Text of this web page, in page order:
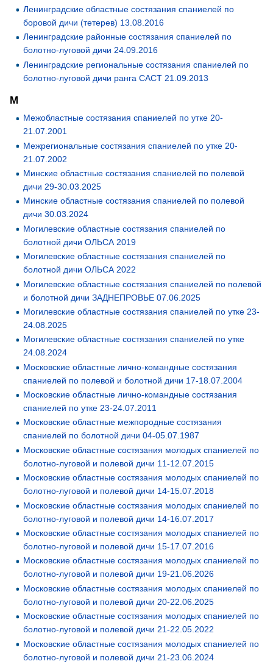
Ленинградские областные состязания спаниелей по
боровой дичи (тетерев) 13.08.2016
Ленинградские районные состязания спаниелей по
болотно-луговой дичи 24.09.2016
Ленинградские региональные состязания спаниелей по
болотно-луговой дичи ранга САСТ 21.09.2013
М
Межобластные состязания спаниелей по утке 20-
21.07.2001
Межрегиональные состязания спаниелей по утке 20-
21.07.2002
Минские областные состязания спаниелей по полевой
дичи 29-30.03.2025
Минские областные состязания спаниелей по полевой
дичи 30.03.2024
Могилевские областные состязания спаниелей по
болотной дичи ОЛЬСА 2019
Могилевские областные состязания спаниелей по
болотной дичи ОЛЬСА 2022
Могилевские областные состязания спаниелей по полевой
и болотной дичи ЗАДНЕПРОВЬЕ 07.06.2025
Могилевские областные состязания спаниелей по утке 23-
24.08.2025
Могилевские областные состязания спаниелей по утке
24.08.2024
Московские областные лично-командные состязания
спаниелей по полевой и болотной дичи 17-18.07.2004
Московские областные лично-командные состязания
спаниелей по утке 23-24.07.2011
Московские областные межпородные состязания
спаниелей по болотной дичи 04-05.07.1987
Московские областные состязания молодых спаниелей по
болотно-луговой и полевой дичи 11-12.07.2015
Московские областные состязания молодых спаниелей по
болотно-луговой и полевой дичи 14-15.07.2018
Московские областные состязания молодых спаниелей по
болотно-луговой и полевой дичи 14-16.07.2017
Московские областные состязания молодых спаниелей по
болотно-луговой и полевой дичи 15-17.07.2016
Московские областные состязания молодых спаниелей по
болотно-луговой и полевой дичи 19-21.06.2026
Московские областные состязания молодых спаниелей по
болотно-луговой и полевой дичи 20-22.06.2025
Московские областные состязания молодых спаниелей по
болотно-луговой и полевой дичи 21-22.05.2022
Московские областные состязания молодых спаниелей по
болотно-луговой и полевой дичи 21-23.06.2024